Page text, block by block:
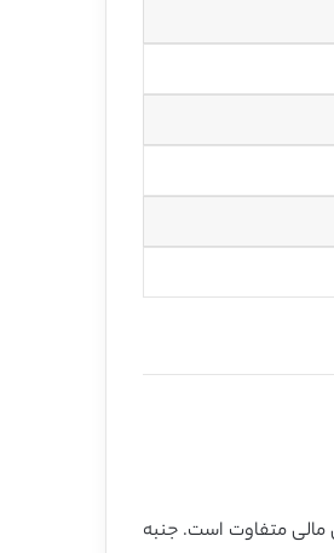
مالی متفاوت است. جنبه